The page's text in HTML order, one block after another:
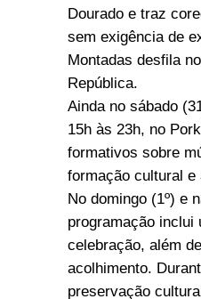
Dourado e traz
sem exigência de
Montadas desfila
República.
Ainda no sábado
15h às 23h, no
formativos sobre
formação cultural e
No domingo (1º) e
programação inclui
celebração, além
acolhimento.
preservação